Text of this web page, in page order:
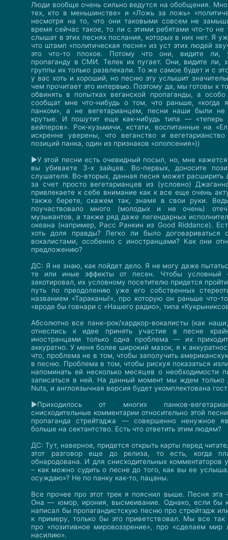
Люди вообще очень сильно ведутся на обобщения.
тех, кто в меньшинстве» и «Ложь за ложь»
несмотря на то, что они таковыми совсем не
время сейчас такое, то ли с этими ребятами что-то не
слышат в этих песнях послания, которых в них нет. Я
что штамп «политическая песня» из уст этих людей
это что-то плохое. Потому что они, видите ли,
пропаганду в СМИ. Телек их пугает. Они, видите ли,
группы их только развлекали. То же самое будет и с
у вас хоть и хороший, но песню эту услышит
чем прочитает это интервью. Поэтому да, мы готовы к
обвинять в попытках веганской пропаганды, а
сообщат мне что-нибудь о том, что раньше, «когда
панком», а не вегетарианцем, песни наши были
крутые. И пошутит еще как-нибудь типа —
вейперов». Рок-кузьмичи, кстати, воспитанные на
искренне уверены, что веганство и
позиций панка, один из признаков «опопсения»))
►У этой песни есть очевидный посыл, но, мне
вы убиваете 3-х зайцев. Во-первых, доносите
слушателя. Во-вторых, данная песня может расширить
за счет просто вегетарианцев из (условно)
привлекаете к себе внимание как к все еще очень
также берете, скажем так, знамя в свои руки.
поучаствовало много (молодых и не очень)
музыкантов, а также ряд даже легендарных
океана (например, Расс Ранкин из Good Riddance).
хоть доля правды? Легко ли было договариваться
вокалистами, особенно с иностранцами? Как они
предложению?
ДС: Я не знаю, как пойдет дело. Я не могу даже
те или иные эффекты от песен. Чтобы условный
закотировал, их условному посетителю придется
путь по преодолению уже его собственных
названием «Тараканы!», про которую он раньше что-
«вроде бы говнари с «Нашего радио», типа
Абсолютно все панк–рок/хардкор-вокалисты (как
отнеслись к идее принять участие в песне
иностранцами только одна проблема — их
аккуратно. У меня более широкий мазок, я к
что, проблема не в том, чтобы заполучить
в песню. Проблема в том, чтобы рискуя показаться
напоминать ей несколько месяцев о необходимости
записаться в ней. На данный момент мы ждем только
Nuts, и англоязычная версия будет укомплектована
►Приходилось от многих панков-
снисходительные комментарии относительно этой
пропаганда стрейтэджа — совершенно ненужное
больше на сектантство. Есть что ответить этим людям?
ДС: Тут, наверное, придется открыть карты перед
этот разговор еще до релиза, то есть, когда
обнародована. И для снисходительных комментаторов
– как можно судить о песне до того, как вы ее
осуждаю»? Не по панку как-то, пацаны.
Все прочее про этот трек я пояснил выше. Песня эта
Она — юмор, ирония, высмеивание. Однако, если бы
написал бы пропагандистскую песню про стрейтэдж
к примеру, только бы это приветствовал. Мы все так
про «позитивное мировоззрение», про «сделаем мир
насилию».